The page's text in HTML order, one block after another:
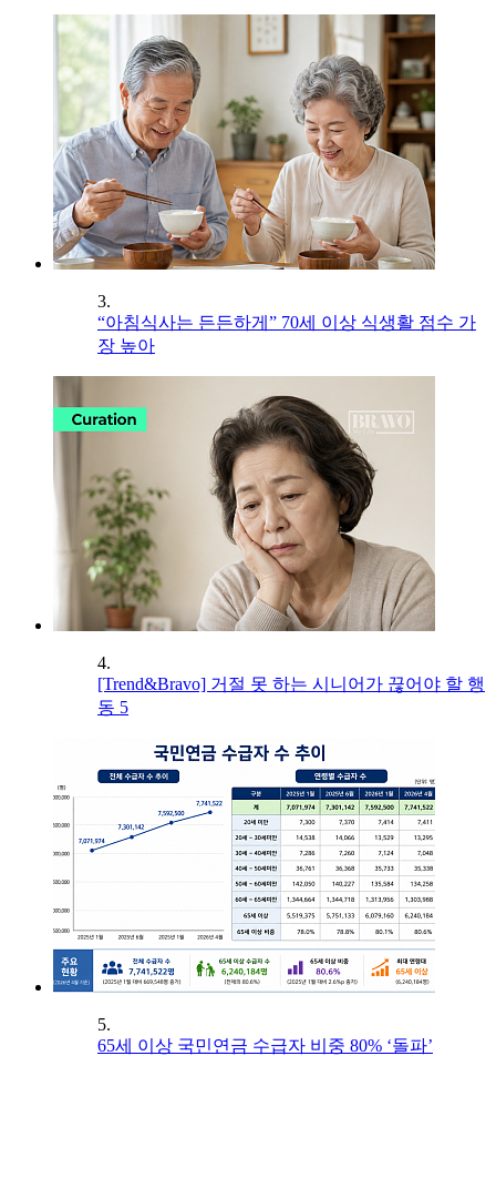
3.
“아침식사는 든든하게” 70세 이상 식생활 점수 가
장 높아
4.
[Trend&Bravo] 거절 못 하는 시니어가 끊어야 할 행
동 5
5.
65세 이상 국민연금 수급자 비중 80% ‘돌파’